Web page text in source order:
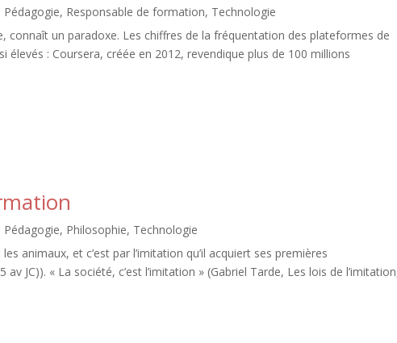
Pédagogie, Responsable de formation, Technologie
connaît un paradoxe. Les chiffres de la fréquentation des plateformes de
élevés : Coursera, créée en 2012, revendique plus de 100 millions
Pédagogie, Philosophie, Technologie
animaux, et c’est par l’imitation qu’il acquiert ses premières
JC)). « La société, c’est l’imitation » (Gabriel Tarde, Les lois de